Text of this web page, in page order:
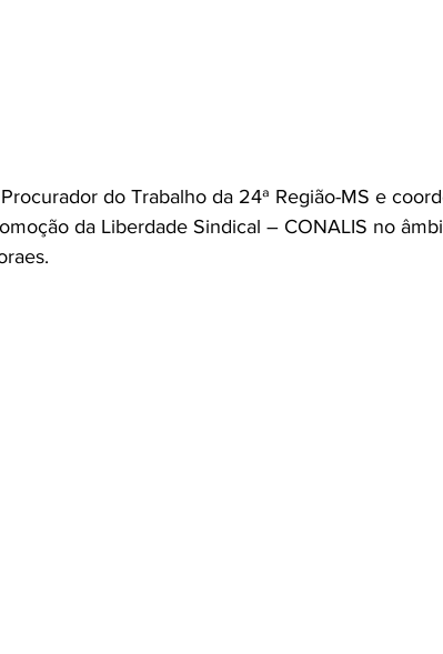
do Trabalho da 24ª Região-MS e
da Liberdade Sindical – CONALIS no